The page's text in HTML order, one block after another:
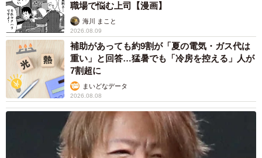
職場で悩む上司【漫画】
海川 まこと
2026.08.09
補助があっても約9割が「夏の電気・ガス代は
重い」と回答…猛暑でも「冷房を控える」人が
7割超に
まいどなデータ
2026.08.08